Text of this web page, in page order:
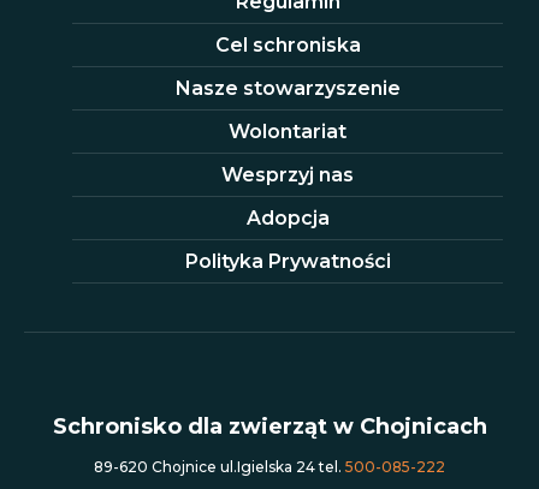
Cel schroniska
Nasze stowarzyszenie
Wolontariat
Wesprzyj nas
Adopcja
Polityka Prywatności
Schronisko dla zwierząt w Chojnicach
89-620 Chojnice ul.Igielska 24 tel. 500-085-222